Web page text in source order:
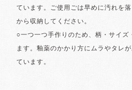
ています。ご使用ごは早めに汚れを
から収納してください。
○一つ一つ手作りのため、柄・サイズ
ます。釉薬のかかり方にムラやタレ
ています。